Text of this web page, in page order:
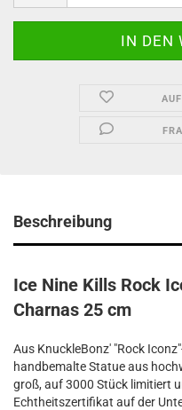
Beschreibung
Ice Nine Kills Rock
Charnas 25 cm
Aus KnuckleBonz' "Rock
handbemalte Statue aus
groß, auf 3000 Stück limitiert
Echtheitszertifikat auf der